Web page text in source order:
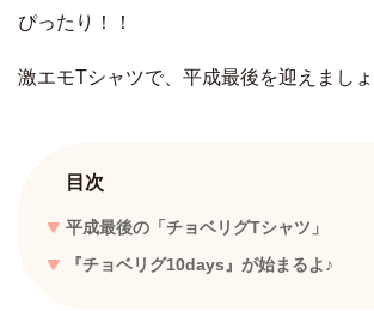
ぴったり！！
激エモTシャツで、平成最後を迎えまし
目次
平成最後の「チョベリグTシャツ」
『チョベリグ10days』が始まるよ♪